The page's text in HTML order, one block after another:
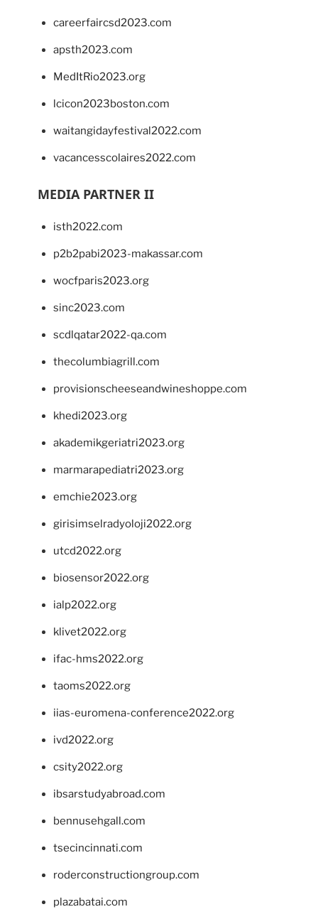
careerfaircsd2023.com
apsth2023.com
MedItRio2023.org
lcicon2023boston.com
waitangidayfestival2022.com
vacancesscolaires2022.com
MEDIA PARTNER II
isth2022.com
p2b2pabi2023-makassar.com
wocfparis2023.org
sinc2023.com
scdlqatar2022-qa.com
thecolumbiagrill.com
provisionscheeseandwineshoppe.com
khedi2023.org
akademikgeriatri2023.org
marmarapediatri2023.org
emchie2023.org
girisimselradyoloji2022.org
utcd2022.org
biosensor2022.org
ialp2022.org
klivet2022.org
ifac-hms2022.org
taoms2022.org
iias-euromena-conference2022.org
ivd2022.org
csity2022.org
ibsarstudyabroad.com
bennusehgall.com
tsecincinnati.com
roderconstructiongroup.com
plazabatai.com